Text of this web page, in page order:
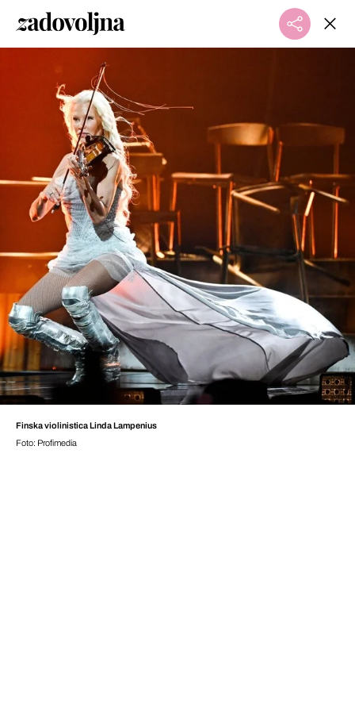
Finska violinistica Linda Lampenius
Foto: Profimedia